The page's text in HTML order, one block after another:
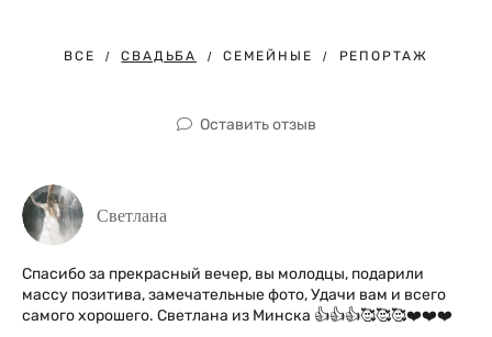
ВСЕ СВАДЬБА СЕМЕЙНЫЕ РЕПОРТАЖ
Оставить отзыв
Светлана
Спасибо за прекрасный вечер, вы молодцы, подарили
массу позитива, замечательные фото, Удачи вам и всего
самого хорошего. Светлана из Минска 👍👍👍🥰🥰🥰❤️❤️❤️